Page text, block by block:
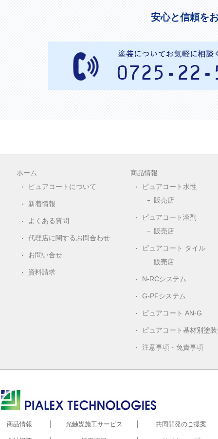
安心と信頼を
ホーム
ピュアコートについて
新着情報
よくある質問
代理店に関するお問合わせ
お問い合せ
資料請求
商品情報
ピュアコート水性
販売店
ピュアコート溶剤
販売店
ピュアコート タイル
販売店
N-RCシステム
G-PFシステム
ピュアコート AN-G
ピュアコート基材別塗
注意事項・免責事項
商品情報 光触媒施工サービス 共同開発のご提案